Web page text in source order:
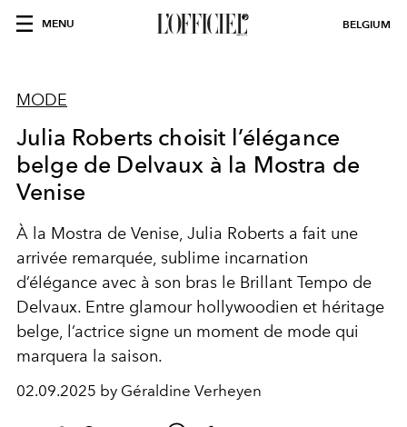
MENU BELGIUM
MODE
Julia Roberts choisit l’élégance
belge de Delvaux à la Mostra de
Venise
À la Mostra de Venise, Julia Roberts a fait une
arrivée remarquée, sublime incarnation
d’élégance avec à son bras le Brillant Tempo de
Delvaux. Entre glamour hollywoodien et héritage
belge, l’actrice signe un moment de mode qui
marquera la saison.
02.09.2025 by Géraldine Verheyen